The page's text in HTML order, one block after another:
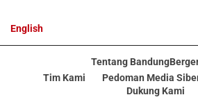
English
Tentang
Tim Kami
Pedoman Media
Dukung Kami